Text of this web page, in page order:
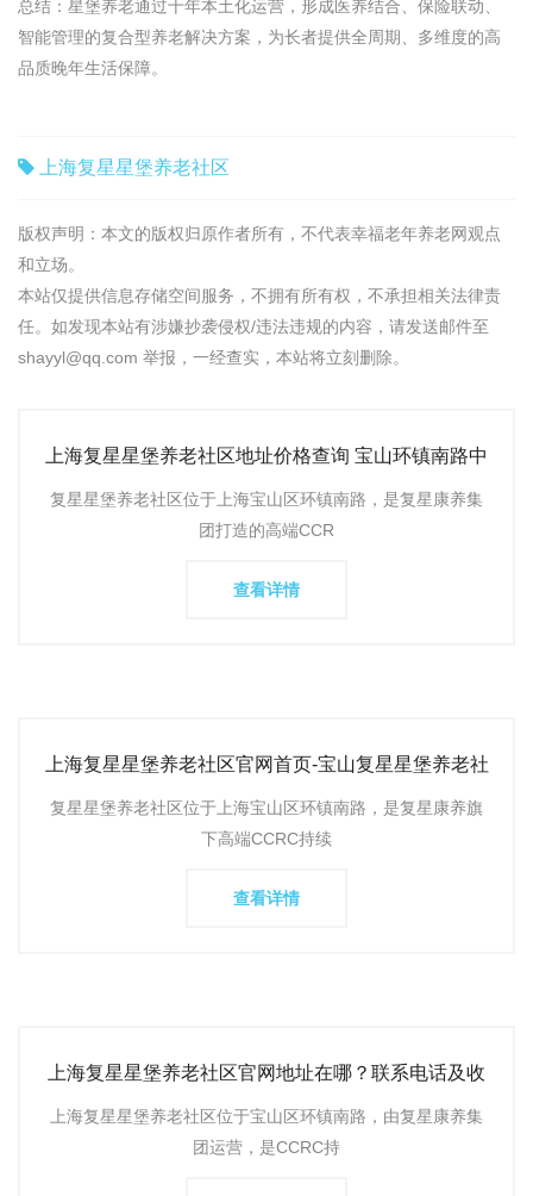
总结：星堡养老通过十年本土化运营，形成医养结合、保险联动、
智能管理的复合型养老解决方案，为长者提供全周期、多维度的高
品质晚年生活保障。
上海复星星堡养老社区
版权声明：本文的版权归原作者所有，不代表幸福老年养老网观点
和立场。
本站仅提供信息存储空间服务，不拥有所有权，不承担相关法律责
任。如发现本站有涉嫌抄袭侵权/违法违规的内容，请发送邮件至
shayyl@qq.com 举报，一经查实，本站将立刻删除。
上海复星星堡养老社区地址价格查询 宝山环镇南路中
复星星堡养老社区位于上海宝山区环镇南路，是复星康养集
团打造的高端CCR
查看详情
上海复星星堡养老社区官网首页-宝山复星星堡养老社
复星星堡养老社区位于上海宝山区环镇南路，是复星康养旗
下高端CCRC持续
查看详情
上海复星星堡养老社区官网地址在哪？联系电话及收
上海复星星堡养老社区位于宝山区环镇南路，由复星康养集
团运营，是CCRC持